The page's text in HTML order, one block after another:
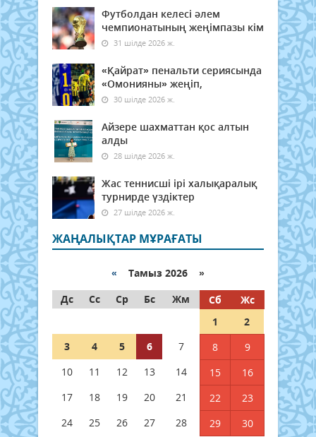
Футболдан келесі әлем
чемпионатының жеңімпазы кім
31 шілде 2026 ж.
«Қайрат» пенальти сериясында
«Омонияны» жеңіп,
30 шілде 2026 ж.
Айзере шахматтан қос алтын
алды
28 шілде 2026 ж.
Жас теннисші ірі халықаралық
турнирде үздіктер
27 шілде 2026 ж.
ЖАҢАЛЫҚТАР МҰРАҒАТЫ
« Тамыз 2026 »
Дс
Сс Ср Бс Жм Сб
Жс
1
2
3
4 5 6 7 8
9
10
11 12 13 14 15
16
17
18 19 20 21 22
23
24
25 26 27 28 29 30